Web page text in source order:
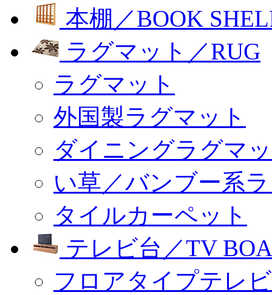
本棚／BOOK
ラグマット／RUG
ラグマット
外国製ラグマット
ダイニングラグマ
い草／バンブー系
タイルカーペット
テレビ台／TV
フロアタイプテレ